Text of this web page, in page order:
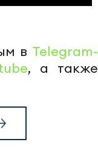
в Telegram-
, а также